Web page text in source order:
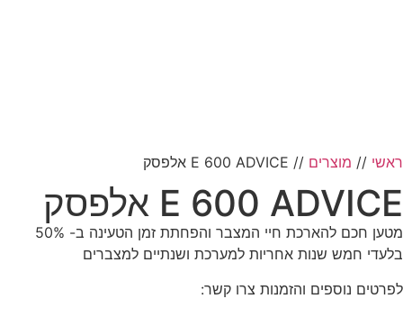
ראשי // מוצרים // E 600 ADVICE אלפסק
E 600 ADVICE אלפסק
מטען חכם להארכת חיי המצבר והפחתת זמן הטעינה ב- 50%
בלעדי חמש שנות אחריות למערכת ושנתיים למצברים
לפרטים נוספים והזמנות צרו קשר: